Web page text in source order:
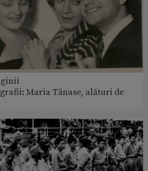
Maria Tănase, alături de